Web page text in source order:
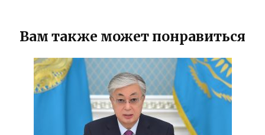
Вам также может понравиться